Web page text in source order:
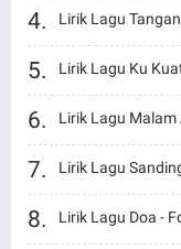
Lirik Lagu
Lirik Lagu Ku
Lirik Lagu Malam
Lirik Lagu
Lirik Lagu Doa -